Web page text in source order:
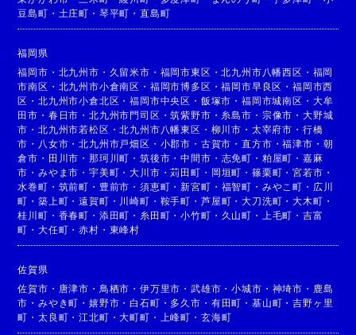
豆島町 ・ 土庄町 ・ 琴平町 ・直島町
福岡県
福岡市 ・ 北九州市 ・ 久留米市 ・ 福岡市東区 ・北九州市八幡西区 ・ 福岡
市南区 ・ 北九州市小倉南区 ・ 福岡市博多区 ・福岡市早良区 ・福岡市西
区 ・北九州市小倉北区 ・福岡市中央区 ・ 飯塚市 ・福岡市城南区 ・ 大牟
田市 ・ 春日市 ・北九州市門司区 ・筑紫野市 ・ 糸島市 ・ 宗像市 ・ 大野城
市 ・北九州市若松区 ・北九州市八幡東区 ・ 柳川市 ・ 太宰府市 ・ 行橋
市 ・ 八女市 ・北九州市戸畑区 ・ 小郡市 ・ 古賀市 ・直方市 ・福津市 ・ 朝
倉市 ・ 田川市 ・那珂川町 ・筑後市 ・中間市 ・ 志免町 ・ 粕屋町 ・ 嘉麻
市 ・みやま市 ・宇美町 ・大川市 ・苅田町 ・ 岡垣町 ・ 篠栗町 ・宮若市 ・
水巻町 ・ 筑前町 ・ 豊前市 ・須恵町 ・新宮町 ・ 福智町 ・ みやこ町 ・ 広川
町 ・築上町 ・遠賀町 ・ 川崎町 ・ 鞍手町 ・ 芦屋町 ・大刀洗町 ・大木町 ・
桂川町 ・ 香春町 ・ 添田町 ・ 糸田町 ・小竹町 ・ 久山町 ・ 上毛町 ・ 吉富
町 ・大任町 ・赤村 ・ 東峰村
佐賀県
佐賀市 ・ 唐津市 ・ 鳥栖市 ・伊万里市 ・武雄市 ・小城市 ・ 神埼市 ・ 鹿島
市 ・みやき町 ・嬉野市 ・ 白石町 ・ 多久市 ・ 有田町 ・ 基山町 ・吉野ヶ里
町 ・太良町 ・江北町 ・大町町 ・ 上峰町 ・ 玄海町